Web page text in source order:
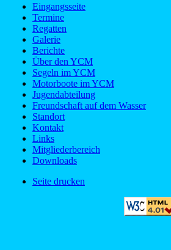
Eingangsseite
Termine
Regatten
Galerie
Berichte
Über den YCM
Segeln im YCM
Motorboote im YCM
Jugendabteilung
Freundschaft auf dem Wasser
Standort
Kontakt
Links
Mitgliederbereich
Downloads
Seite drucken